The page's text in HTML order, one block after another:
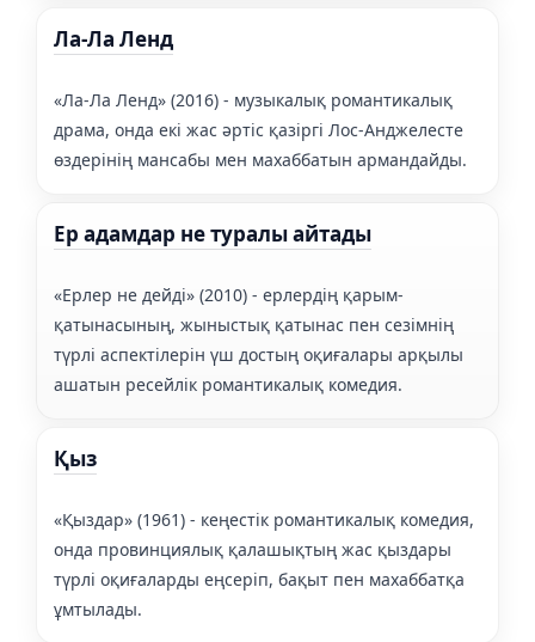
Ла-Ла Ленд
«Ла-Ла Ленд» (2016) - музыкалық романтикалық
драма, онда екі жас әртіс қазіргі Лос-Анджелесте
өздерінің мансабы мен махаббатын армандайды.
Ер адамдар не туралы айтады
«Ерлер не дейді» (2010) - ерлердің қарым-
қатынасының, жыныстық қатынас пен сезімнің
түрлі аспектілерін үш достың оқиғалары арқылы
ашатын ресейлік романтикалық комедия.
Қыз
«Қыздар» (1961) - кеңестік романтикалық комедия,
онда провинциялық қалашықтың жас қыздары
түрлі оқиғаларды еңсеріп, бақыт пен махаббатқа
ұмтылады.